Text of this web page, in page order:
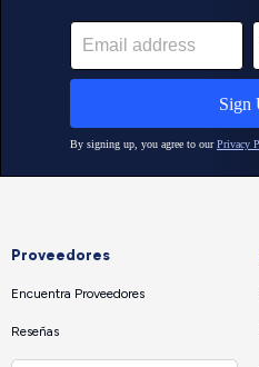
Proveedores
Encuentra Proveedores
Reseñas